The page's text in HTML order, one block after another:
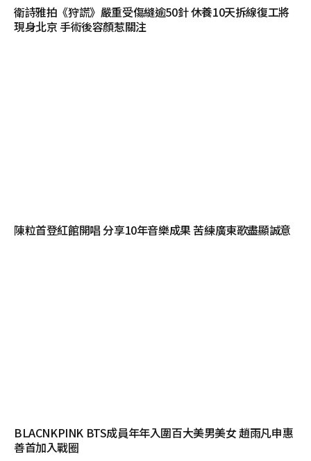
衛詩雅拍《狩謊》嚴重受傷縫逾50針 休養10天拆線復工將
現身北京 手術後容顏惹關注
陳粒首登紅館開唱 分享10年音樂成果 苦練廣東歌盡顯誠意
BLACNKPINK BTS成員年年入圍百大美男美女 趙雨凡申惠
善首加入戰圈